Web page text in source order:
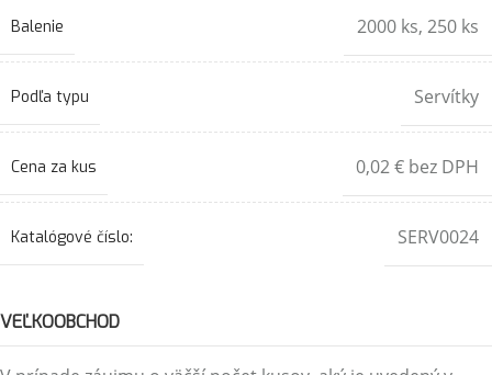
Balenie 2000 ks, 250 ks
Podľa typu Servítky
Cena za kus 0,02 € bez DPH
Katalógové číslo: SERV0024
VEĽKOOBCHOD